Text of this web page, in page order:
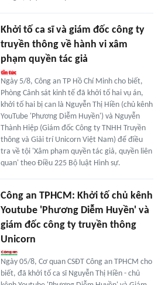
Khởi tố ca sĩ và giám đốc công ty
truyền thông về hành vi xâm
phạm quyền tác giả
Ngày 5/8, Công an TP Hồ Chí Minh cho biết,
Phòng Cảnh sát kinh tế đã khởi tố hai vụ án,
khởi tố hai bị can là Nguyễn Thị Hiền (chủ kênh
YouTube 'Phương Diễm Huyền') và Nguyễn
Thành Hiệp (Giám đốc Công ty TNHH Truyền
thông và Giải trí Unicorn Việt Nam) để điều
tra về tội 'Xâm phạm quyền tác giả, quyền liên
quan' theo Điều 225 Bộ luật Hình sự.
Công an TPHCM: Khởi tố chủ kênh
Youtube 'Phương Diễm Huyền' và
giám đốc công ty truyền thông
Unicorn
Ngày 05/8, Cơ quan CSĐT Công an TPHCM cho
biết, đã khởi tố ca sĩ Nguyễn Thị Hiền - chủ